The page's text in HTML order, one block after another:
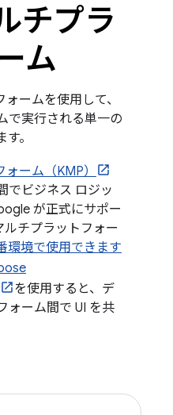
チプラ
ム
ームを使用して、
で実行される単一の
。
ーム（KMP）
でビジネス ロジッ
が正式にサポー
ルチプラットフォー
環境で使用できます
を使用すると、デ
ォーム間で UI を共